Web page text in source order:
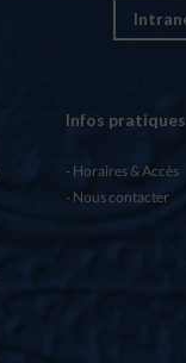
Infos pratiques
Horaires & Accès
Nous contacter